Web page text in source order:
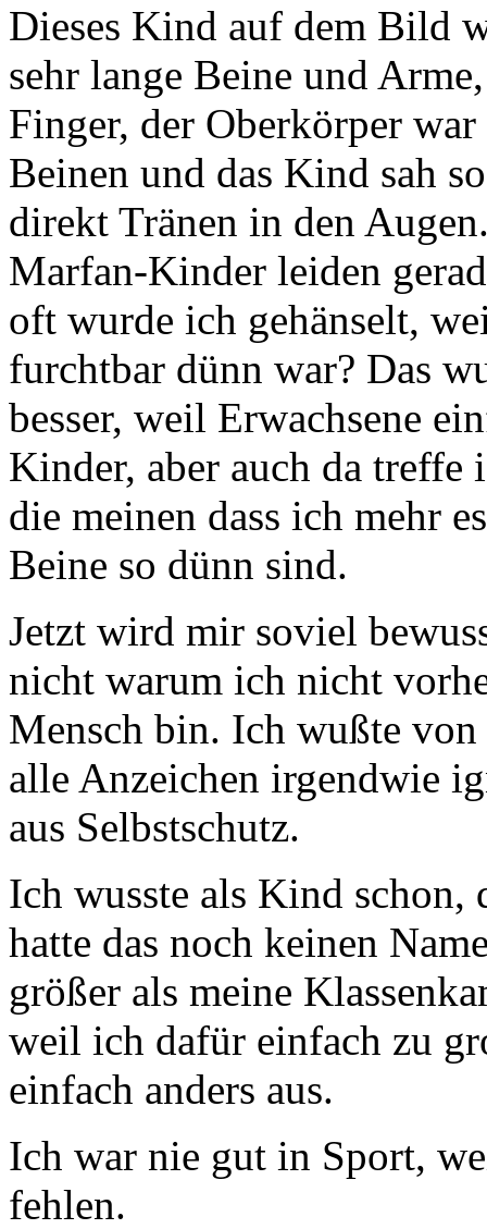
Dieses Kind auf dem Bild
sehr lange Beine und
Finger, der Oberkörper
Beinen und das Kind sah
direkt Tränen in den
Marfan-Kinder leiden
oft wurde ich gehänselt,
furchtbar dünn war? Das
besser, weil Erwachsene
Kinder, aber auch da
die meinen dass ich mehr
Beine so dünn sind.
Jetzt wird mir soviel
nicht warum ich nicht
Mensch bin. Ich wußte
alle Anzeichen irgendwie
aus Selbstschutz.
Ich wusste als Kind schon,
hatte das noch keinen
größer als meine
weil ich dafür einfach zu
einfach anders aus.
Ich war nie gut in Sport,
fehlen.